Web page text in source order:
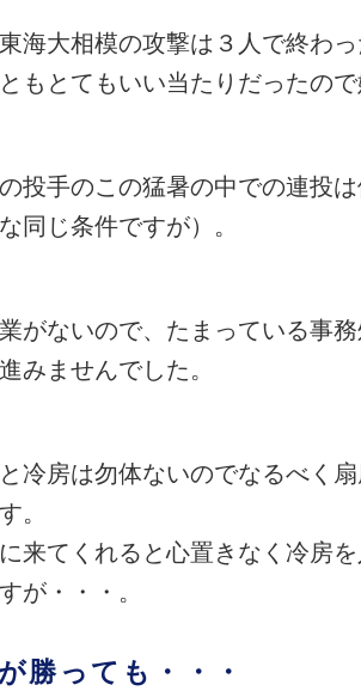
海大相模の攻撃は３人で終わ
もとてもいい当たりだったの
投手のこの猛暑の中での連投
同じ条件ですが）。
がないので、たまっている事
みませんでした。
冷房は勿体ないのでなるべく
。
来てくれると心置きなく冷房
が・・・。
勝っても・・・